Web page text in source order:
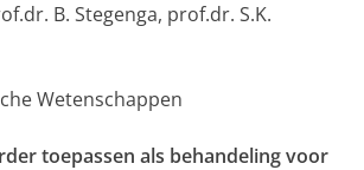
B. Stegenga, prof.dr. S.K.
Wetenschappen
toepassen als behandeling voor